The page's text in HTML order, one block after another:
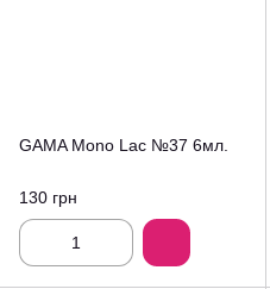
GAMA Mono Lac №37 6мл.
130 грн